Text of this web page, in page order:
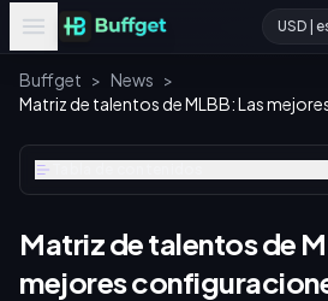
USD |
Buffget > News >
Matriz de talentos de
mejores